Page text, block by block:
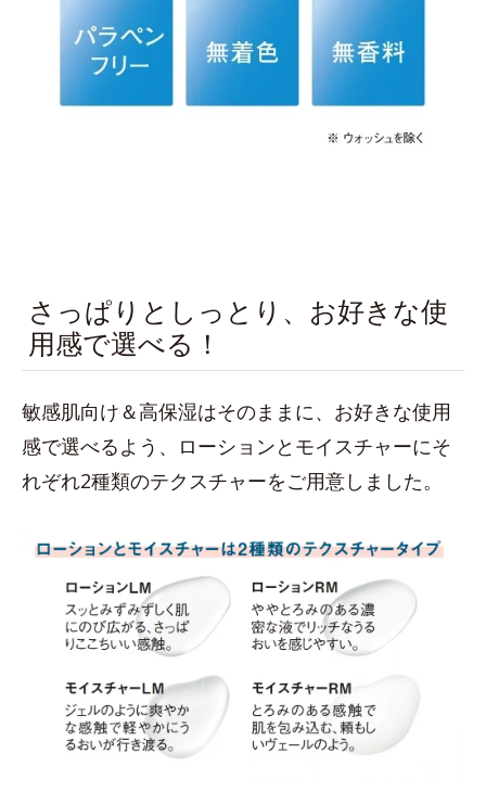
さっぱりとしっとり、お好きな使
用感で選べる！
敏感肌向け＆高保湿はそのままに、お好きな使用
感で選べるよう、ローションとモイスチャーにそ
れぞれ2種類のテクスチャーをご用意しました。